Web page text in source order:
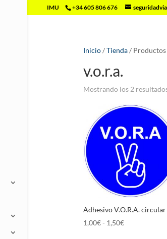
IMU +34 605 806 676
Inicio/Tienda/ Productos
v.o.r.a.
Mostrando los 2
Adhesivo V.O.R.A. circular
1,00€- 1,50€Rango